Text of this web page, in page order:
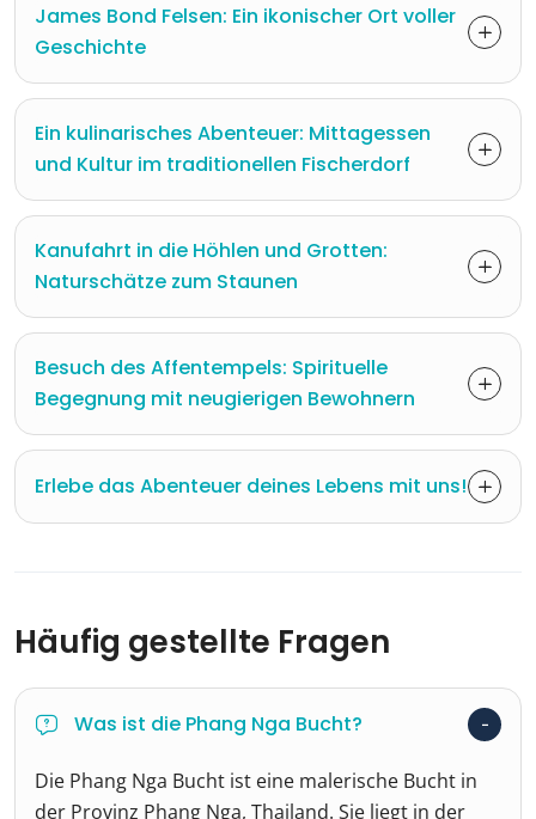
James Bond Felsen: Ein ikonischer Ort voller
Geschichte
Ein kulinarisches Abenteuer: Mittagessen
und Kultur im traditionellen Fischerdorf
Kanufahrt in die Höhlen und Grotten:
Naturschätze zum Staunen
Besuch des Affentempels: Spirituelle
Begegnung mit neugierigen Bewohnern
Erlebe das Abenteuer deines Lebens mit uns!
Häufig gestellte Fragen
Was ist die Phang Nga Bucht?
Die Phang Nga Bucht ist eine malerische Bucht in
der Provinz Phang Nga, Thailand. Sie liegt in der